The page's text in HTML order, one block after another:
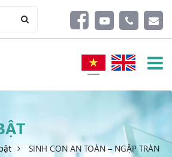
SINH CON AN TOÀN – NGẬP TRÀN